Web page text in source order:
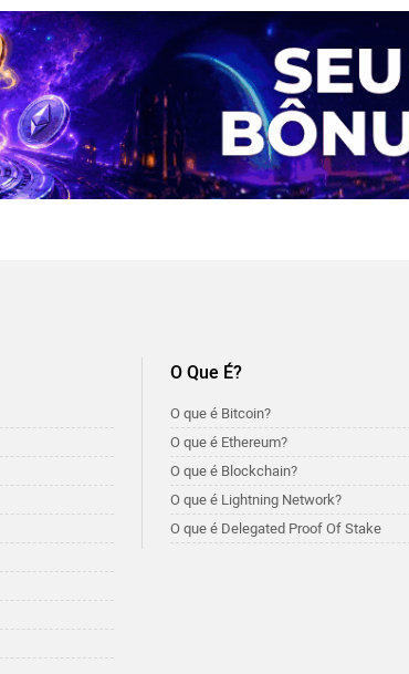
O Que É?
O que é Bitcoin?
O que é Ethereum?
O que é Blockchain?
O que é Lightning Network?
O que é Delegated Proof Of Stake